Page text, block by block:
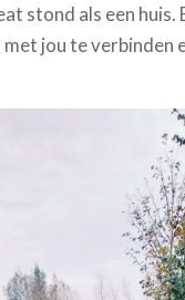
stond als een huis.
jou te verbinden